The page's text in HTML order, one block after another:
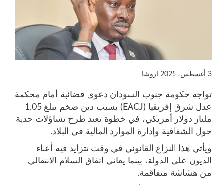
3 أغسطس، 2025 اروشا
تواجه حكومة جنوب السودان دعوى قضائية أمام محكمة
عدل شرق إفريقيا (EACJ) بسبب دين ضخم يبلغ 1.05
مليار دولار أمريكي، في خطوة تعيد طرح تساؤلات جدية
حول الشفافية وإدارة الموارد المالية في البلاد.
ويأتي هذا النزاع القانوني في وقت تتزايد فيه أعباء
الديون على الدولة، بينما يعاني اتفاق السلام الانتقالي
من هشاشة متفاقمة.